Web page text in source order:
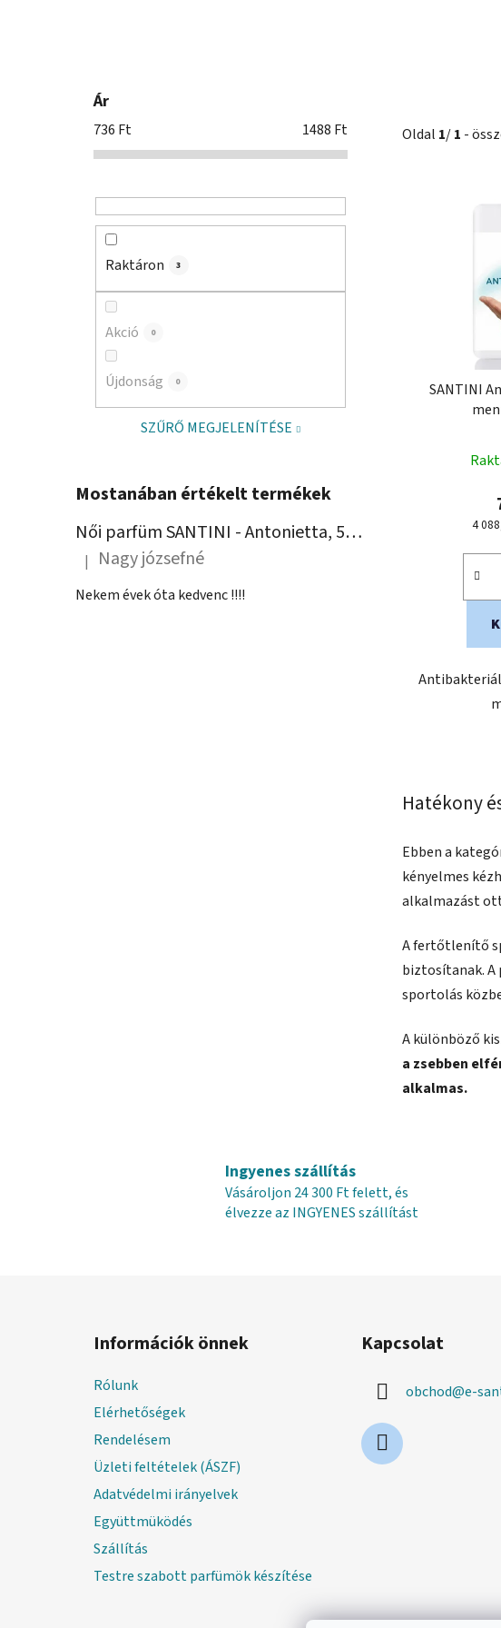
Ár
736 Ft 1488 Ft
Raktáron 3
Akció 0
Újdonság 0
SZŰRŐ MEGJELENÍTÉSE
Mostanában értékelt termékek
Női parfüm SANTINI - Antonietta, 50 ml
A termék értékelése 5-ből 5 csillag.
| Nagy józsefné
Nekem évek óta kedvenc !!!!
Oldal 1/1 -
SANTINI
4
Hatékony
Ebben a
kényelmes
alkalmazást
A fertőtlenítő
biztosítanak. A
sportolás
A különböző
a zsebben
alkalmas.
Ingyenes szállítás
Vásároljon 24 300 Ft felett, és
élvezze az INGYENES szállítást
Információk önnek
Rólunk
Elérhetőségek
Rendelésem
Üzleti feltételek (ÁSZF)
Adatvédelmi irányelvek
Együttmüködés
Szállítás
Testre szabott parfümök készítése
Kapcsolat
obchod@e-